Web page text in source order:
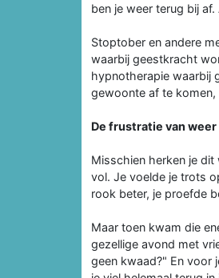
ben je weer terug bij
Stoptober en andere
waarbij geestkracht
hypnotherapie waarbij
gewoonte af te
De frustratie van
Misschien herken je
vol. Je voelde je trots
rook beter, je proefde
Maar toen kwam die
gezellige avond met
geen kwaad?" En voor